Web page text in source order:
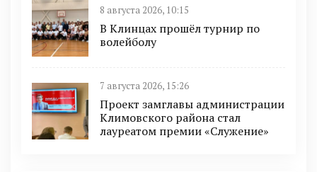
8 августа 2026, 10:15
В Клинцах прошёл турнир по
волейболу
7 августа 2026, 15:26
Проект замглавы администрации
Климовского района стал
лауреатом премии «Служение»